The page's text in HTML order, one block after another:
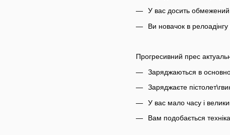
У вас досить обмежений
Ви новачок в
Прогресивний прес
Заряджаються в
Заряджаєте
У вас мало часу і
Вам подобається